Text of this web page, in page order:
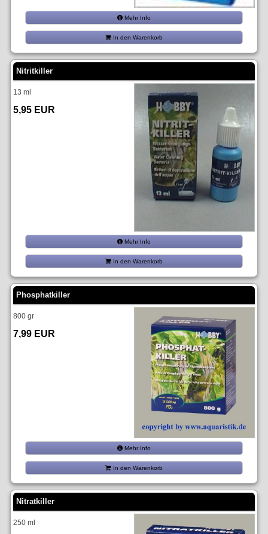
Mehr Info
In den Warenkorb
Nitritkiller
13 ml
5,95 EUR
Mehr Info
In den Warenkorb
Phosphatkiller
800 gr
7,99 EUR
Mehr Info
In den Warenkorb
Nitratkiller
250 ml